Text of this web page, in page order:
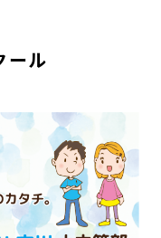
ール